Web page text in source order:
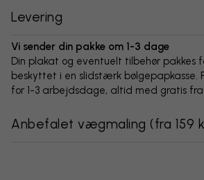
Levering
Vi sender din pakke om 1-3 dage
Din plakat og eventuelt tilbehør pakkes
beskyttet i en slidstærk bølgepapkasse.
for 1-3 arbejdsdage, altid med gratis
Anbefalet vægmaling (fra 159